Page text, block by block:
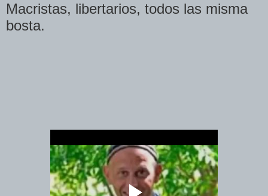
Macristas, libertarios, todos las misma
bosta.